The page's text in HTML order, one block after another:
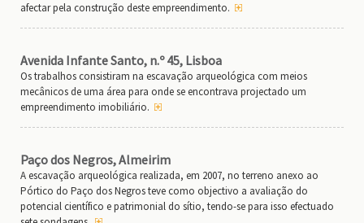
afectar pela construção deste empreendimento.
Avenida Infante Santo, n.º 45, Lisboa
Os trabalhos consistiram na escavação arqueológica com meios
mecânicos de uma área para onde se encontrava projectado um
empreendimento imobiliário.
Paço dos Negros, Almeirim
A escavação arqueológica realizada, em 2007, no terreno anexo ao
Pórtico do Paço dos Negros teve como objectivo a avaliação do
potencial científico e patrimonial do sítio, tendo-se para isso efectuado